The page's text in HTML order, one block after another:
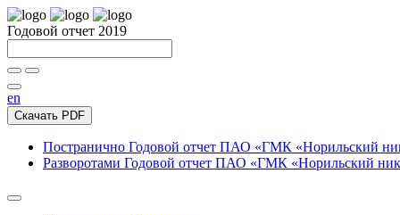
Годовой отчет 2019
en
Скачать PDF
Постранично Годовой отчет ПАО «ГМК «Норильский
Разворотами Годовой отчет ПАО «ГМК «Норильский